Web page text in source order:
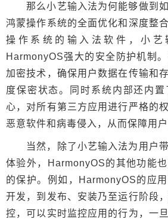
那么小艺输入法为何能够做到如
鸿蒙操作系统的全面优化和深度整
操作系统的输入法软件，小艺
HarmonyOS强大的安全防护机制
加密技术，确保用户数据在传输和
度保密状态。同时系统内部还内
心，对所有第三方应用进行严格的
恶意软件和病毒侵入，从而保障用户
当然，除了小艺输入法为用户带
体验外，HarmonyOS的其他功能
的保护。例如，HarmonyOS的应
开发，到发布、安装乃至运行阶段
控，可以实时监控应用的行为，一